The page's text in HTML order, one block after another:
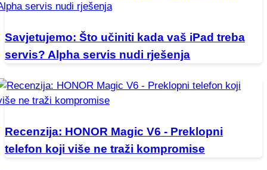
Savjetujemo: Što učiniti kada vaš iPad treba
servis? Alpha servis nudi rješenja
Recenzija: HONOR Magic V6 - Preklopni
telefon koji više ne traži kompromise